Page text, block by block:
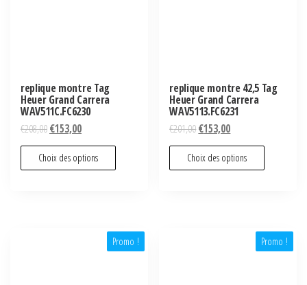
replique montre Tag
Heuer Grand Carrera
WAV511C.FC6230
€208,00€153,00
Choix des options
replique montre 42,5 Tag
Heuer Grand Carrera
WAV5113.FC6231
€201,00€153,00
Choix des options
Promo ! Promo !